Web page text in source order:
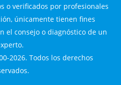
o verificados por profesionales
únicamente tienen fines
el consejo o diagnóstico de un
2026. Todos los derechos